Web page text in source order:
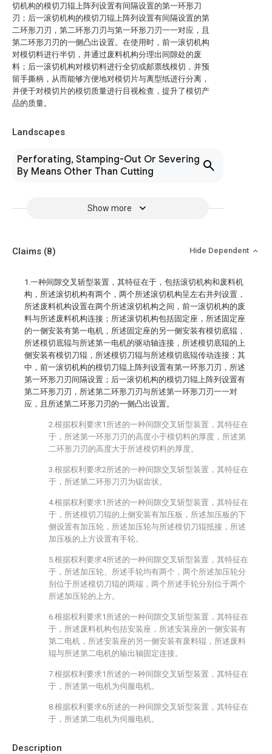
切机构的模切刀辊上阵列设置有间隔设置的第一环形刀
刃；后一滚切机构的模切刀辊上阵列设置有间隔设置的第
二环形刀刃，第二环形刀刃与第一环形刀刃一一对应，且
第二环形刀刃的一侧凸出设置。在使用时，前一滚切机构
对模切料进行半切，并通过废料机构分理出间隙处的废
料；后一滚切机构对模切料进行全切或邮票线模切，并预
留手撕柄，从而能够方便地对模切片与离型纸进行分离，
并便于对模切片的模切质量进行目视检查，提升了模切产
品的质量。
Landscapes
Perforating, Stamping-Out Or Severing
By Means Other Than Cutting
Show more
Description
Claims (8) Hide Dependent
1.一种间隙交叉斩型装置，其特征在于，包括滚切机构和废料机
构，所述滚切机构有两个，两个所述滚切机构呈左右并列设置，
所述废料机构设置在两个所述滚切机构之间，前一滚切机构的废
料与所述废料机构连接；所述滚切机构包括固定座，所述固定座
的一侧安装有第一电机，所述固定座的另一侧安装有模切底辊，
所述模切底辊与所述第一电机的驱动轴连接，所述模切底辊的上
侧安装有模切刀辊，所述模切刀辊与所述模切底辊传动连接；其
中，前一滚切机构的模切刀辊上阵列设置有第一环形刀刃，所述
第一环形刀刃间隔设置；后一滚切机构的模切刀辊上阵列设置有
第二环形刀刃，所述第二环形刀刃与所述第一环形刀刃一一对
应，且所述第二环形刀刃的一侧凸出设置。
2.根据权利要求1所述的一种间隙交叉斩型装置，其特征在
于，所述第一环形刀刃的高度小于模切料的厚度，所述第
二环形刀刃的高度大于所述模切料的厚度。
3.根据权利要求2所述的一种间隙交叉斩型装置，其特征在
于，所述第二环形刀刃为锯齿状。
4.根据权利要求1所述的一种间隙交叉斩型装置，其特征在
于，所述模切刀辊的上侧安装有加压板，所述加压板的下
侧设置有加压轮，所述加压轮与所述模切刀辊抵接，所述
加压板的上方设置有手轮。
5.根据权利要求4所述的一种间隙交叉斩型装置，其特征在
于，所述加压轮、所述手轮均有两个，两个所述加压轮分
别位于所述模切刀辊的两端，两个所述手轮分别位于两个
所述加压轮的上方。
6.根据权利要求1所述的一种间隙交叉斩型装置，其特征在
于，所述废料机构包括安装座，所述安装座的一侧安装有
第二电机，所述安装座的另一侧安装有废料辊，所述废料
辊与所述第二电机的输出轴固定连接。
7.根据权利要求1所述的一种间隙交叉斩型装置，其特征在
于，所述第一电机为伺服电机。
8.根据权利要求6所述的一种间隙交叉斩型装置，其特征在
于，所述第二电机为伺服电机。